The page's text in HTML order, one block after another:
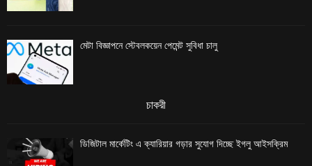
মেটা বিজ্ঞাপনে স্টেবলকয়েন পেমেন্ট সুবিধা চালু
চাকরী
ডিজিটাল মার্কেটিং এ ক্যারিয়ার গড়ার সুযোগ দিচ্ছে ইগলু আইসক্রিম